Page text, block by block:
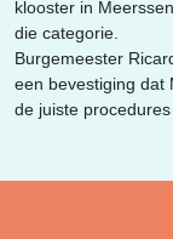
klooster in
die categorie.
Burgemeester
een bevestiging dat
de juiste procedures